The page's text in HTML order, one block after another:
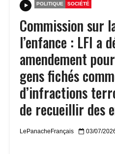
POLITIQUE SOCIÉTÉ
Commission sur
l’enfance : LFI a
amendement
gens fichés
d’infractions
de recueillir des
LePanacheFrançais 03/07/